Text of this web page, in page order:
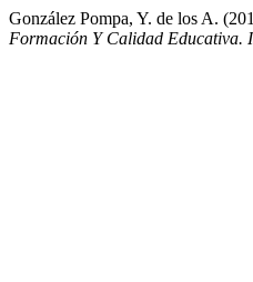
González Pompa, Y. de los A.
Formación Y Calidad Educativa.